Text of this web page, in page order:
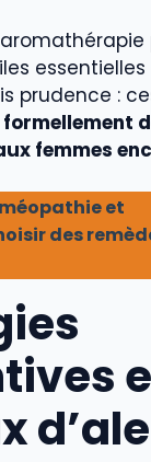
prudence :
formellement
femmes
et
des